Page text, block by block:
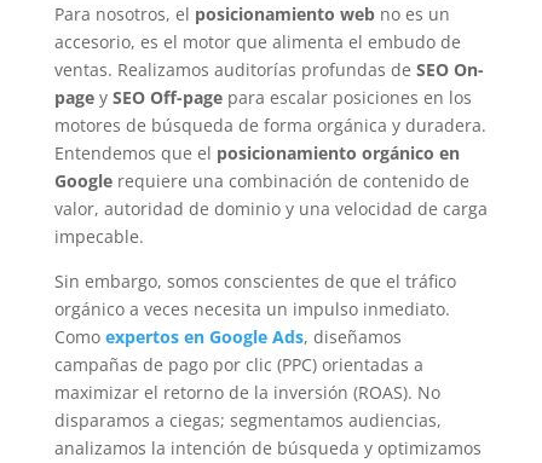
Para nosotros, el posicionamiento webno es un
accesorio, es el motor que alimenta el embudo de
ventas. Realizamos auditorías profundas de SEO On-
pagey SEO Off-pagepara escalar posiciones en los
motores de búsqueda de forma orgánica y duradera.
Entendemos que el posicionamiento orgánico en
Googlerequiere una combinación de contenido de
valor, autoridad de dominio y una velocidad de carga
impecable.
Sin embargo, somos conscientes de que el tráfico
orgánico a veces necesita un impulso inmediato.
Como expertos en Google Ads, diseñamos
campañas de pago por clic (PPC) orientadas a
maximizar el retorno de la inversión (ROAS). No
disparamos a ciegas; segmentamos audiencias,
analizamos la intención de búsqueda y optimizamos